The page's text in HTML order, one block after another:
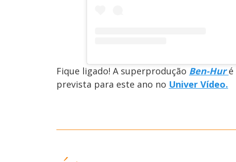
Fique ligado! A superprodução Ben-Hur
prevista para este ano no Univer Vídeo.